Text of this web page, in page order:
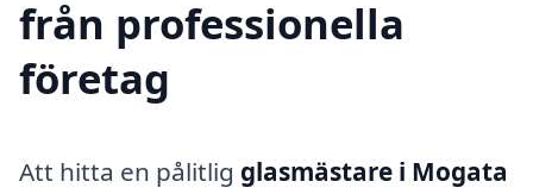
från professionella
företag
Att hitta en pålitlig glasmästare i Mogata